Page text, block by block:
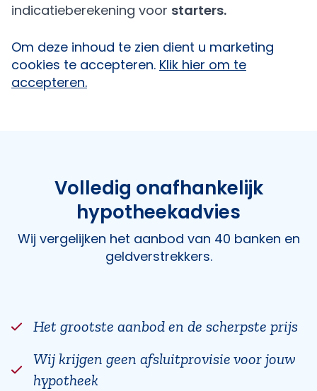
indicatieberekening voor starters.
Om deze inhoud te zien dient u marketing
cookies te accepteren. Klik hier om te
accepteren.
Volledig onafhankelijk
hypotheekadvies
Wij vergelijken het aanbod van 40 banken en
geldverstrekkers.
Het grootste aanbod en de scherpste prijs
Wij krijgen geen afsluitprovisie voor jouw
hypotheek